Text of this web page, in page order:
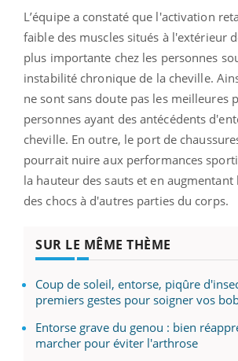
L’équipe a constaté que l'activation
faible des muscles situés à l'extérieur
plus importante chez les personnes
instabilité chronique de la cheville.
ne sont sans doute pas les meilleures
personnes ayant des antécédents
cheville. En outre, le port de
pourrait nuire aux performances
la hauteur des sauts et en
des chocs à d'autres parties du corps.
SUR LE MÊME THÈME
Coup de soleil, entorse, piqûre
premiers gestes pour soigner vos
Entorse grave du genou : bien
marcher pour éviter l'arthrose